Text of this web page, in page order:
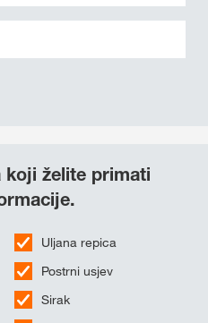
koji želite primati
Uljana repica
Postrni usjev
Sirak